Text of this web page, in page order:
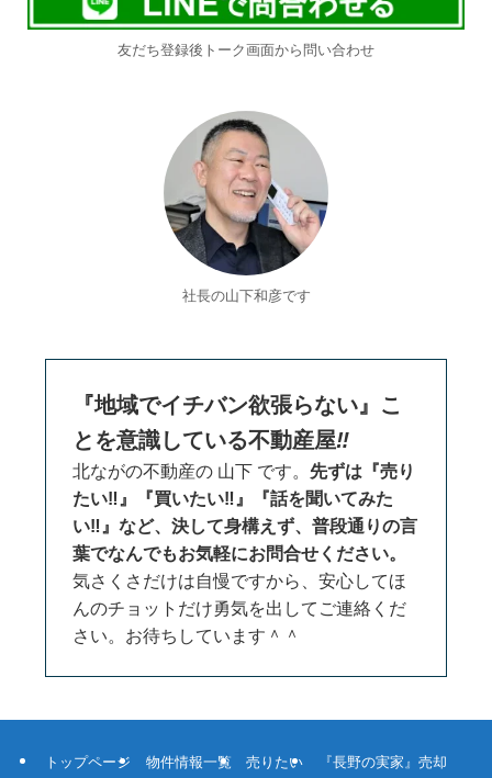
友だち登録後トーク画面から問い合わせ
社長の山下和彦です
『地域でイチバン欲張らない』こ
とを意識している不動産屋‼
北ながの不動産の 山下 です。 先ずは『売り
たい‼』『買いたい‼』『話を聞いてみた
い‼』など、決して身構えず、普段通りの言
葉でなんでもお気軽にお問合せください。
気さくさだけは自慢ですから、安心してほ
んのチョットだけ勇気を出してご連絡くだ
さい。お待ちしています＾＾
トップページ 物件情報一覧 売りたい 『長野の実家』売却